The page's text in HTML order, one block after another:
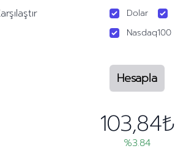
Dolar
Nasdaq100
Hesapla
103,84₺
%3.84